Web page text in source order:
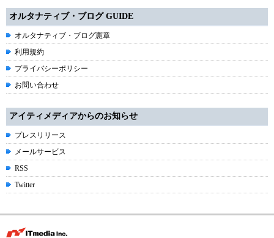
オルタナティブ・ブログ GUIDE
オルタナティブ・ブログ憲章
利用規約
プライバシーポリシー
お問い合わせ
アイティメディアからのお知らせ
プレスリリース
メールサービス
RSS
Twitter